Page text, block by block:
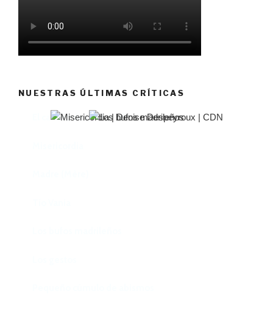
NUESTRAS ÚLTIMAS CRÍTICAS
El castillo de Lindabridis